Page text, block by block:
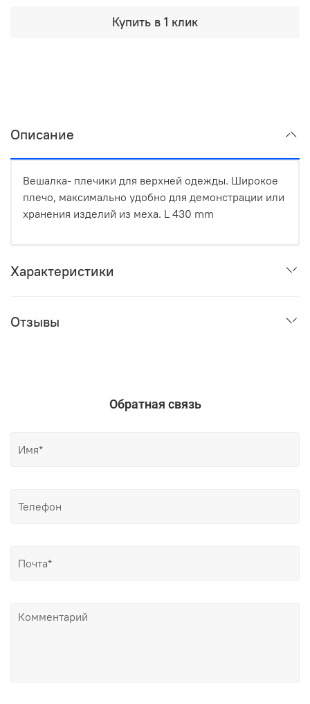
Купить в 1 клик
Описание
Вешалка- плечики для верхней одежды. Широкое
плечо, максимально удобно для демонстрации или
хранения изделий из меха. L 430 mm
Характеристики
Отзывы
Обратная связь